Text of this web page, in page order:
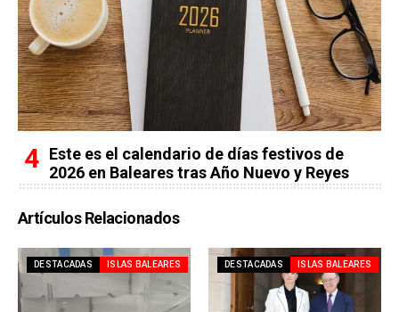
Este es el calendario de días festivos de
2026 en Baleares tras Año Nuevo y Reyes
Artículos Relacionados
DESTACADAS ISLAS BALEARES DESTACADAS ISLAS BALEARES